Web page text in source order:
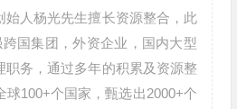
始人杨光先生擅长资源整合，此
国集团，外资企业，国内大型
职务，通过多年的积累及资源整
球100+个国家，甄选出2000+个